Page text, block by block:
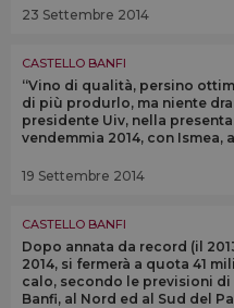
23 Settembre 2014
CASTELLO BANFI
“Vino di qualità, persino
di più produrlo, ma niente
presidente Uiv, nella
vendemmia 2014, con Ismea,
19 Settembre 2014
CASTELLO BANFI
Dopo annata da record (il
2014, si fermerà a quota 41
calo, secondo le previsioni di
Banfi, al Nord ed al Sud del